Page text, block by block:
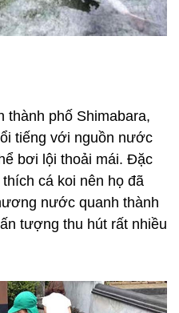
thành phố Shimabara,
tiếng với nguồn nước
bơi lội thoải mái. Đặc
cá koi nên họ đã
nước quanh thành
tượng thu hút rất nhiều